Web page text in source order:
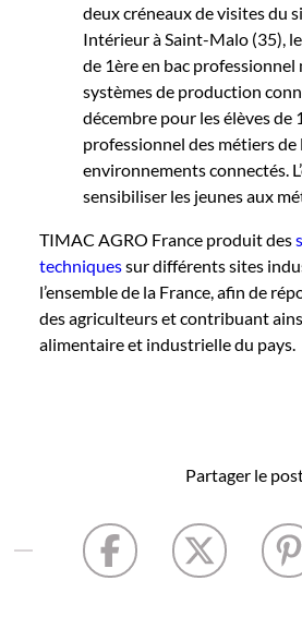
deux créneaux de visites du
Intérieur à Saint-Malo (35), le
de 1ère en bac
systèmes de production
décembre pour les élèves de
professionnel des métiers de
environnements connectés.
sensibiliser les jeunes aux
TIMAC AGRO France produit des
techniquessur différents sites
l’ensemble de la France, afin de
des agriculteurs et contribuant
alimentaire et industrielle du pays.
Partager le